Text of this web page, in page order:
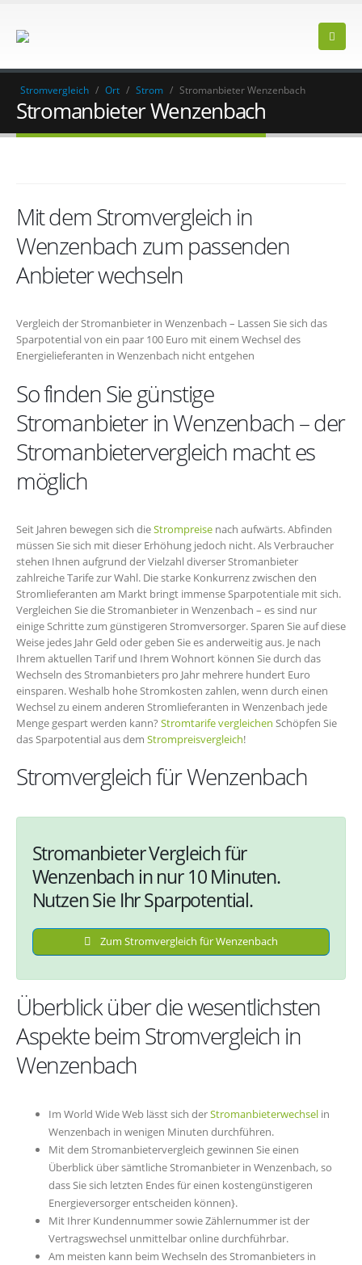
Stromvergleich / Ort / Strom / Stromanbieter Wenzenbach
Stromanbieter Wenzenbach
Mit dem Stromvergleich in
Wenzenbach zum passenden
Anbieter wechseln
Vergleich der Stromanbieter in Wenzenbach – Lassen Sie sich das
Sparpotential von ein paar 100 Euro mit einem Wechsel des
Energielieferanten in Wenzenbach nicht entgehen
So finden Sie günstige
Stromanbieter in Wenzenbach – der
Stromanbietervergleich macht es
möglich
Seit Jahren bewegen sich dieStrompreise nach aufwärts. Abfinden
müssen Sie sich mit dieser Erhöhung jedoch nicht. Als Verbraucher
stehen Ihnen aufgrund der Vielzahl diverser Stromanbieter
zahlreiche Tarife zur Wahl. Die starke Konkurrenz zwischen den
Stromlieferanten am Markt bringt immense Sparpotentiale mit sich.
Vergleichen Sie die Stromanbieter in Wenzenbach – es sind nur
einige Schritte zum günstigeren Stromversorger. Sparen Sie auf diese
Weise jedes Jahr Geld oder geben Sie es anderweitig aus. Je nach
Ihrem aktuellen Tarif und Ihrem Wohnort können Sie durch das
Wechseln des Stromanbieters pro Jahr mehrere hundert Euro
einsparen. Weshalb hohe Stromkosten zahlen, wenn durch einen
Wechsel zu einem anderen Stromlieferanten in Wenzenbach jede
Menge gespart werden kann? Stromtarife vergleichen Schöpfen Sie
das Sparpotential aus dem Strompreisvergleich!
Stromvergleich für Wenzenbach
Stromanbieter Vergleich für
Wenzenbach in nur 10 Minuten.
Nutzen Sie Ihr Sparpotential.
Zum Stromvergleich für Wenzenbach
Überblick über die wesentlichsten
Aspekte beim Stromvergleich in
Wenzenbach
Im World Wide Web lässt sich derStromanbieterwechsel in
Wenzenbach in wenigen Minuten durchführen.
Mit dem Stromanbietervergleich gewinnen Sie einen
Überblick über sämtliche Stromanbieter in Wenzenbach, so
dass Sie sich letzten Endes für einen kostengünstigeren
Energieversorger entscheiden können}.
Mit Ihrer Kundennummer sowie Zählernummer ist der
Vertragswechsel unmittelbar online durchführbar.
Am meisten kann beim Wechseln des Stromanbieters in